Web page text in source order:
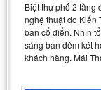
Biệt thự phố 2 tầng
nghệ thuật do Kiến
bán cổ điển. Nhìn
sáng ban đêm két
khách hàng. Mái